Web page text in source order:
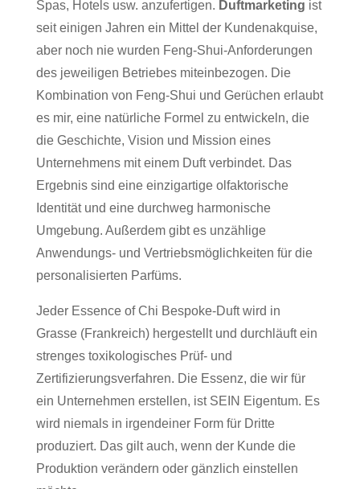
Spas, Hotels usw. anzufertigen. Duftmarketing ist
seit einigen Jahren ein Mittel der Kundenakquise,
aber noch nie wurden Feng-Shui-Anforderungen
des jeweiligen Betriebes miteinbezogen. Die
Kombination von Feng-Shui und Gerüchen erlaubt
es mir, eine natürliche Formel zu entwickeln, die
die Geschichte, Vision und Mission eines
Unternehmens mit einem Duft verbindet. Das
Ergebnis sind eine einzigartige olfaktorische
Identität und eine durchweg harmonische
Umgebung. Außerdem gibt es unzählige
Anwendungs- und Vertriebsmöglichkeiten für die
personalisierten Parfüms.
Jeder Essence of Chi Bespoke-Duft wird in
Grasse (Frankreich) hergestellt und durchläuft ein
strenges toxikologisches Prüf- und
Zertifizierungsverfahren. Die Essenz, die wir für
ein Unternehmen erstellen, ist SEIN Eigentum. Es
wird niemals in irgendeiner Form für Dritte
produziert. Das gilt auch, wenn der Kunde die
Produktion verändern oder gänzlich einstellen